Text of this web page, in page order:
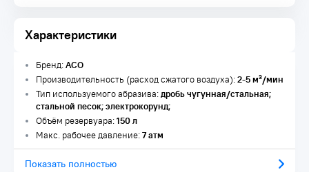
Характеристики
Бренд:АСО
Производительность (расход сжатого воздуха):2-5 м³/мин
Тип используемого абразива:дробь чугунная/стальная;
стальной песок; электрокорунд;
Объём резервуара:150 л
Макс. рабочее давление:7 атм
Показать полностью